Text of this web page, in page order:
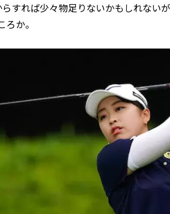
すれば少々物足りないかもしれない
か。